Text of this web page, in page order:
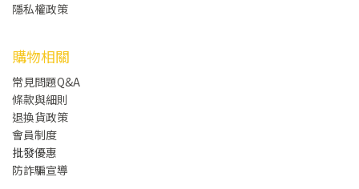
隱私權政策
購物相關
常見問題Q&A
條款與細則
退換貨政策
會員制度
批發優惠
防詐騙宣導